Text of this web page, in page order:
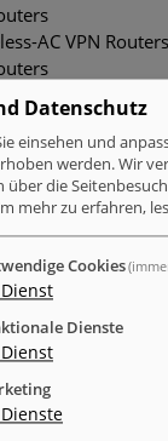
AC VPN Routers
Routers
center/content/
Xing
ZUM
Datenschutz
einsehen und
werden. Wir
über die
mehr zu erfahren,
Cookies
Dienst
Dienste
Dienst
Dienste